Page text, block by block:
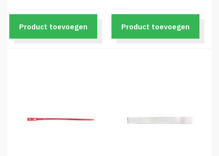
Product toevoegen Product toevoegen